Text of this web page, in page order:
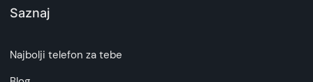
Saznaj
Najbolji telefon za tebe